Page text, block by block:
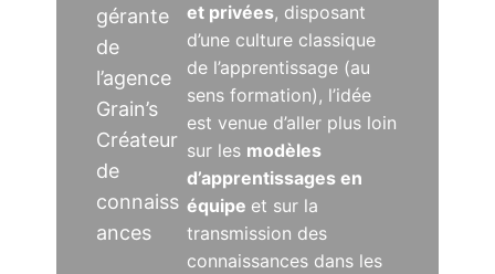
gérante
de
l’agence
Grain’s
Créateur
de
connaiss
ances
et privées, disposant
d’une culture classique
de l’apprentissage (au
sens formation), l’idée
est venue d’aller plus loin
sur les modèles
d’apprentissages en
équipe et sur la
transmission des
connaissances dans les